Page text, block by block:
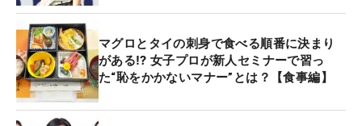
マグロとタイの刺身で食べる順番に決まり
がある⁉ 女子プロが新人セミナーで習っ
た“恥をかかないマナー”とは？【食事編】